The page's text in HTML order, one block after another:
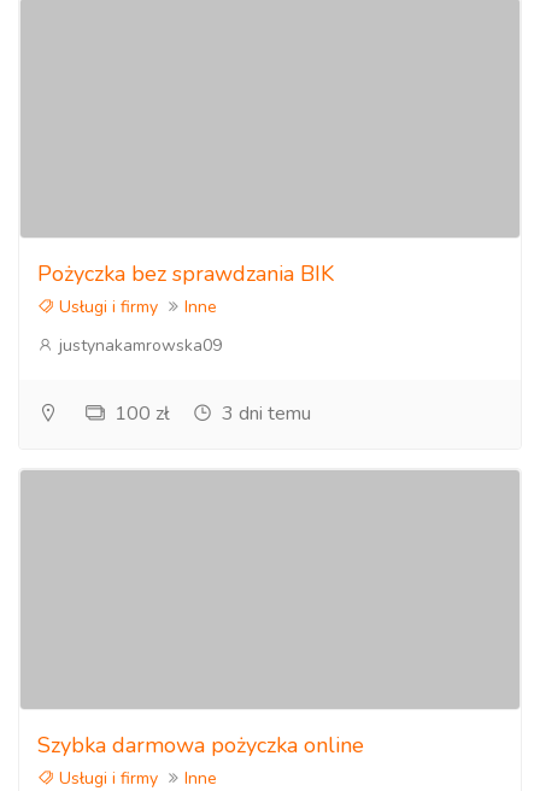
Pożyczka bez sprawdzania BIK
Usługi i firmy
Inne
justynakamrowska09
100 zł 3 dni temu
Szybka darmowa pożyczka online
Usługi i firmy
Inne